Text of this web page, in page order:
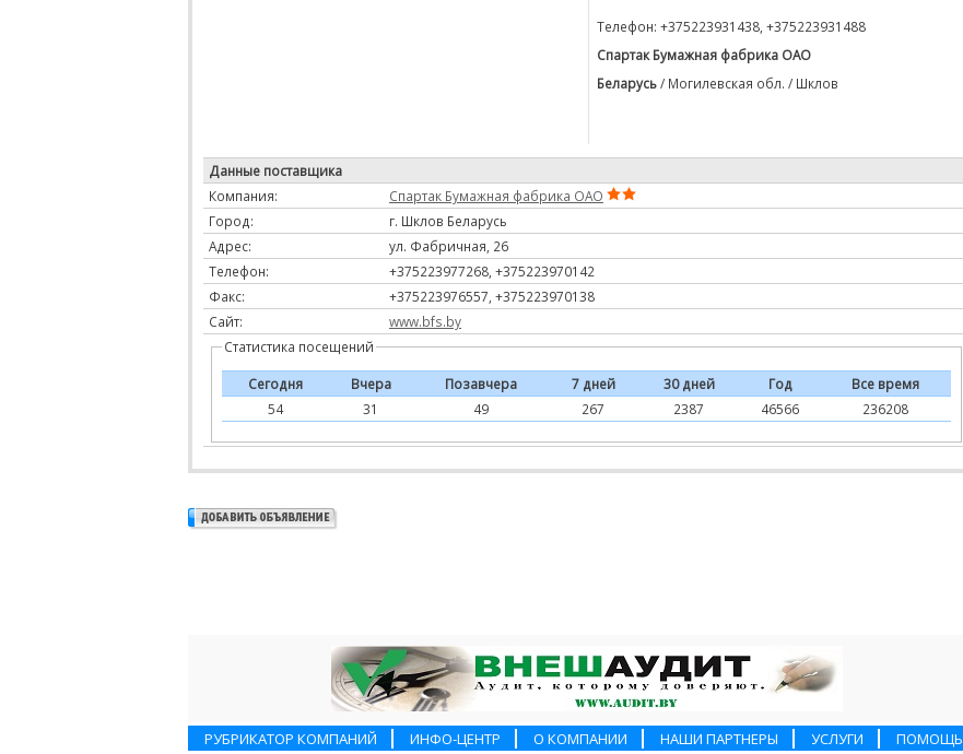
Телефон: +375223931438 +375223931488
Спартак Бумажная фабрика ОАО
Беларусь/ Могилевская обл. / Шклов
Данные поставщика
Компания:
Спартак Бумажная фабрика ОАО
Город:
г. Шклов Беларусь
Адрес:
ул. Фабричная, 26
Телефон:
+375223977268, +375223970142
Факс:
+375223976557, +375223970138
Сайт:
www.bfs.by
Статистика посещений
Сегодня Вчера Позавчера 7 дней 30 дней Год
Все время
54
31 49 267 2387 46566 236208
РУБРИКАТОР КОМПАНИЙ ИНФО-ЦЕНТР О КОМПАНИИ НАШИ ПАРТНЕРЫ УСЛУГИ ПОМОЩЬ